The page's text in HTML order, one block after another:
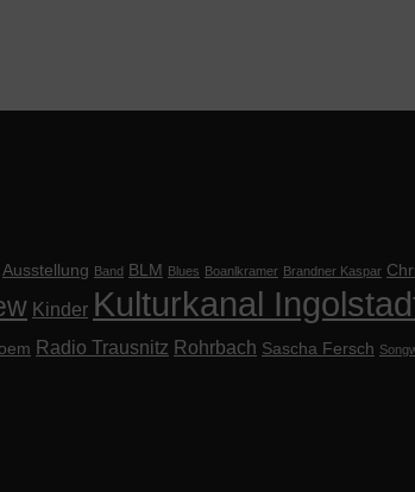
Ausstellung Band BLM Blues Boanlkramer Brandner Kaspar
Kinder Kulturkanal
Radio Trausnitz Rohrbach Sascha Fersch